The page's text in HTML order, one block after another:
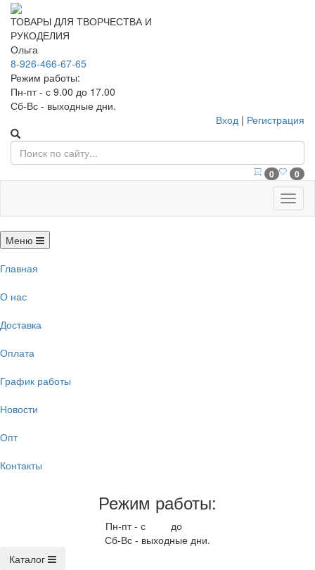
ТОВАРЫ ДЛЯ ТВОРЧЕСТВА И
РУКОДЕЛИЯ
Ольга
8-926-466-67-65
Режим работы:
Пн-пт - с 9.00 до 17.00
Сб-Вс - выходные дни.
Вход | Регистрация
0
0
Меню
Меню
Главная
О нас
Доставка
Оплата
График работы
Новости
Опт
Контакты
Режим работы:
Пн-пт - с до
Сб-Вс - выходные дни.
Каталог